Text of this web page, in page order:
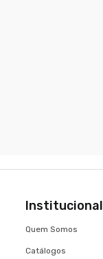
Institucional
Quem Somos
Catálogos